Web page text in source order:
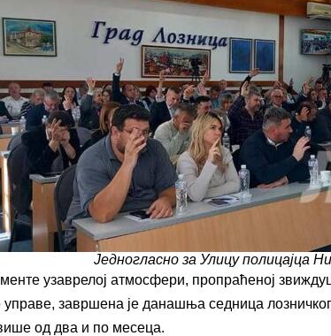
Једногласно за Улицу полицајца
узаврелој атмосфери, пропраћеној
управе, завршена је данашња седница
од два и по месеца.